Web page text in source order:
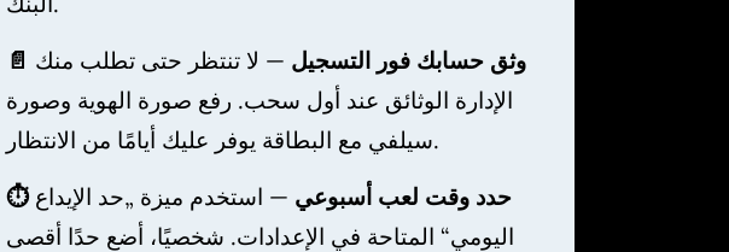
📄 وثق حسابك فور التسجيل — لا تنتظر حتى تطلب منك
الإدارة الوثائق عند أول سحب. رفع صورة الهوية وصورة
سيلفي مع البطاقة يوفر عليك أيامًا من الانتظار.
⏱️ حدد وقت لعب أسبوعي — استخدم ميزة „حد الإيداع
اليومي“ المتاحة في الإعدادات. شخصيًا، أضع حدًا أقصى